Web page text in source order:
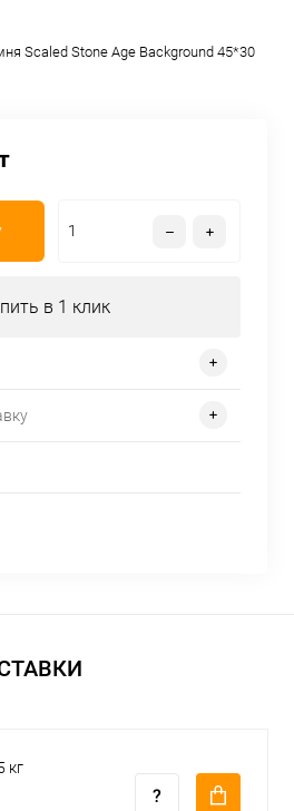
Scaled Stone Age Background 45*30
в 1 клик
кг